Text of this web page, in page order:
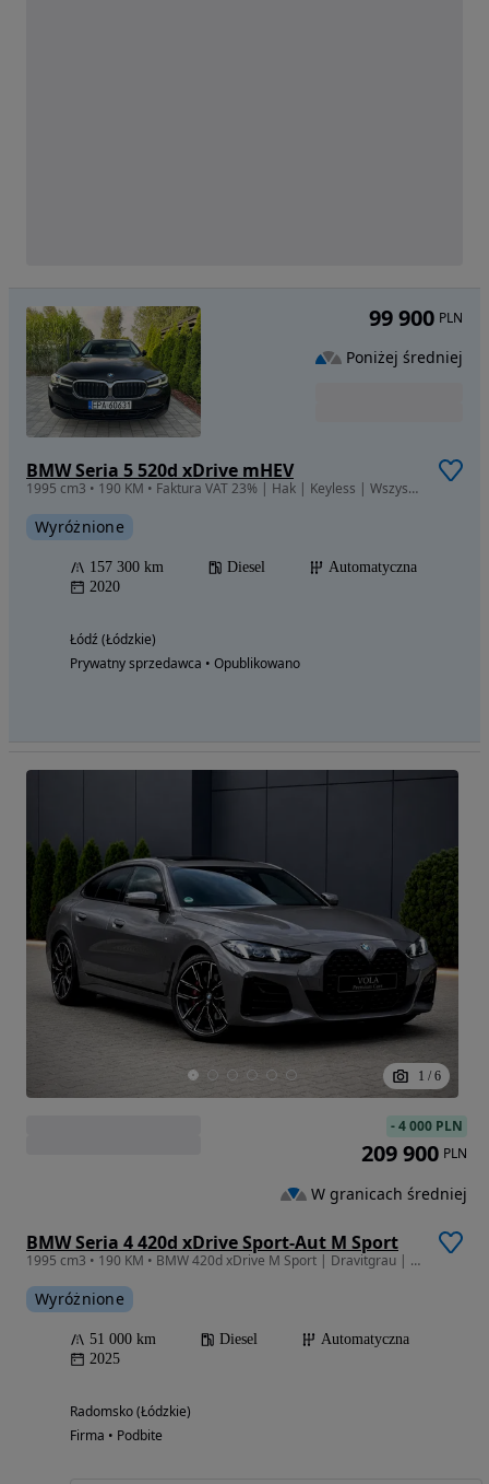
BMW Seria 5 520d xDrive mHEV
1995 cm3 • 190 KM • Faktura VAT 23% | Hak | Keyless | Wszyscy asystenci /radar | Kamery360
Wyróżnione
157 300 km Diesel
Automatyczna
2020
Łódź (Łódzkie)
Prywatny sprzedawca • Opublikowano
99 900 PLN
Poniżej średniej
1 / 6
BMW Seria 4 420d xDrive Sport-Aut M Sport
1995 cm3 • 190 KM • BMW 420d xDrive M Sport | Dravitgrau | 360° | Webasto | VAT 23% |
Wyróżnione
51 000 km Diesel
Automatyczna
2025
Radomsko (Łódzkie)
Firma • Podbite
-4 000 PLN
209 900 PLN
W granicach średniej